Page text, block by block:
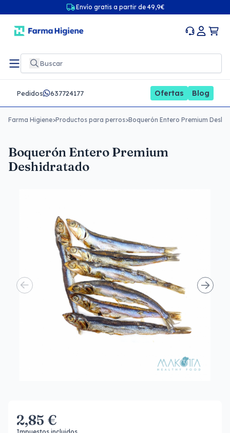
Envío gratis a partir de 49,9€
Pedidos 637724177 Ofertas Blog
Farma Higiene>Productos para perros>Boquerón Entero Premium
Boquerón Entero Premium
Deshidratado
2,85 €